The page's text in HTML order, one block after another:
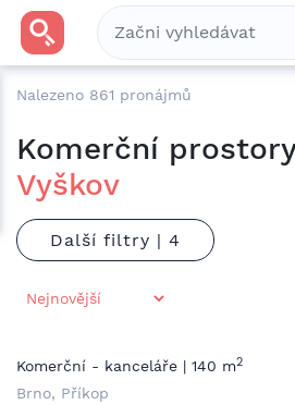
Nalezeno 861 pronájmů
Komerční
Vyškov
Další filtry |
Komerční - kanceláře | 140 m2
Brno, Příkop